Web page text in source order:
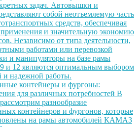
задач. Автовышки и
собой неотъемлемую часть
средств, обеспечивая
и значительную экономию
Независимо от типа деятельности,
работами или перевозкой
и манипуляторы на базе рамы
12 являются оптимальным выбором
и надежной работы.
контейнеры и фургоны:
для различных потребностей В
разнообразие
контейнеров и фургонов, которые
на рамы автомобилей КАМАЗ